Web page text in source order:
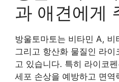
과 애견에게
방울토마토는 비타민 A,
그리고 항산화 물질인 라
고 있습니다. 특히 라이코
세포 손상을 예방하고 면